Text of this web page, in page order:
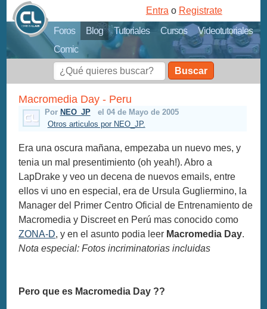
Foros Blog Tutoriales Cursos
Videotutoriales
Comic
Entra o Registrate
Buscar
Macromedia Day - Peru
Por NEO_JP
el 04 de Mayo de 2005
Otros articulos por NEO_JP.
Era una oscura mañana, empezaba un nuevo mes, y
tenia un mal presentimiento (oh yeah!). Abro a
LapDrake y veo un decena de nuevos emails, entre
ellos vi uno en especial, era de Ursula Gugliermino, la
Manager del Primer Centro Oficial de Entrenamiento de
Macromedia y Discreet en Perú mas conocido como
ZONA-D, y en el asunto podia leer Macromedia Day.
Nota especial: Fotos incriminatorias incluidas
Pero que es Macromedia Day ??